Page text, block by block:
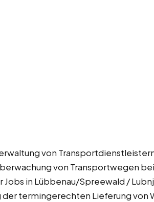
von
von Transportwegen
Jobs in Lübbenau/Spreewald /
termingerechten Lieferung von